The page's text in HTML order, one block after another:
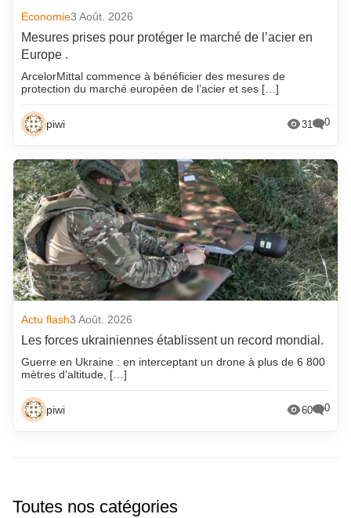
Economie3 Août. 2026
Mesures prises pour protéger le marché de l’acier en
Europe .
ArcelorMittal commence à bénéficier des mesures de
protection du marché européen de l’acier et ses […]
piwi 31 0
Actu flash3 Août. 2026
Les forces ukrainiennes établissent un record mondial.
Guerre en Ukraine : en interceptant un drone à plus de 6 800
mètres d’altitude, […]
piwi 60 0
Toutes nos catégories